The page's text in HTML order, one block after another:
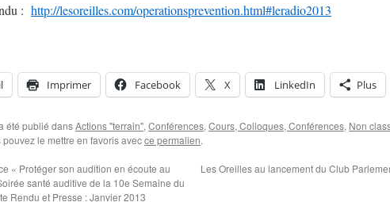
: http://lesoreilles.com/operationsprevention.html#leradio2013
Imprimer Facebook X LinkedIn Plus
été publié dansActions "terrain", Conférences, Cours, Colloques, Conférences, Non
pouvez le mettre en favoris avecce permalien.
« Protéger son audition en écoute au
santé auditive de la 10e Semaine du
Rendu et Presse : Janvier 2013
Les Oreilles au lancement du Club